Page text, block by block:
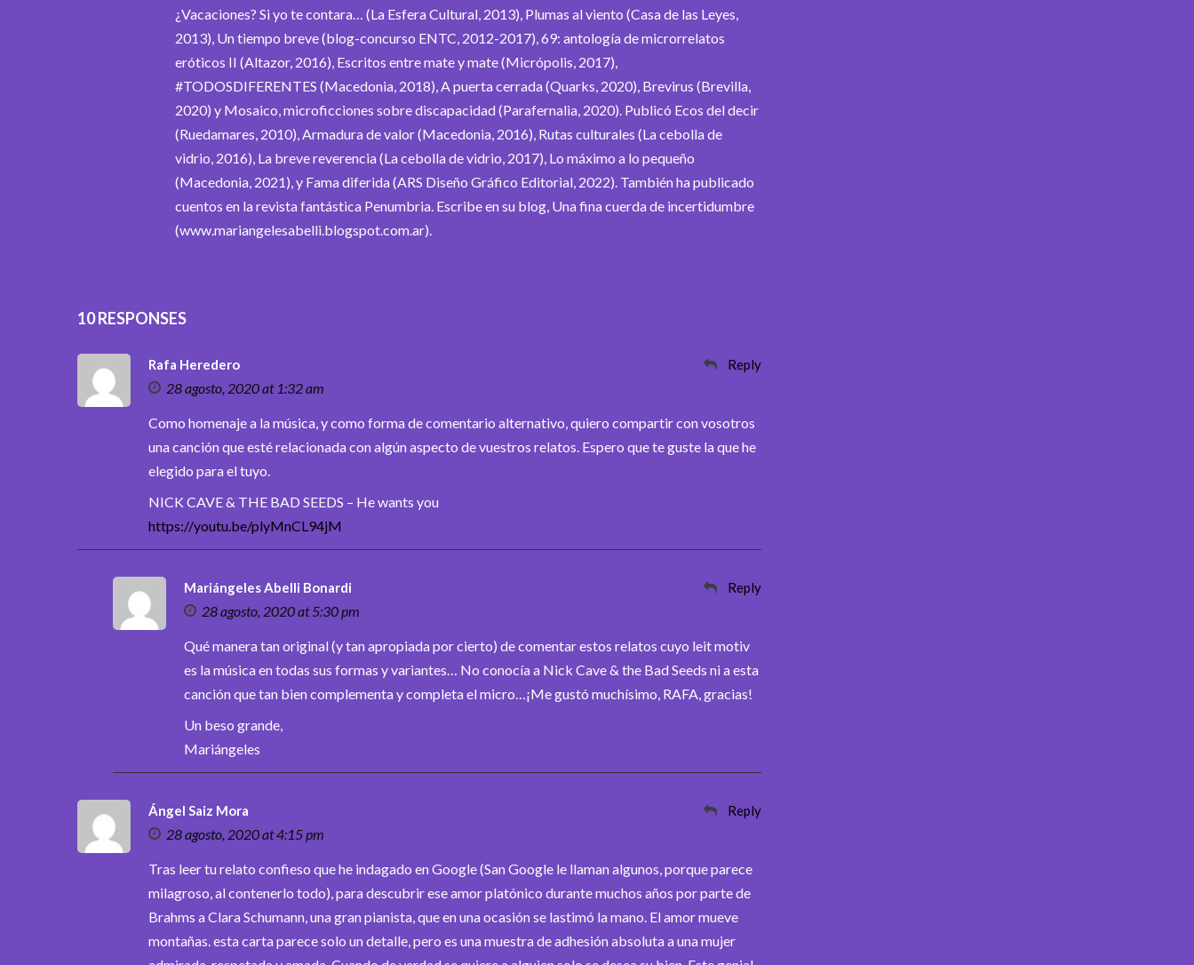
¿Vacaciones? Si yo te contara… (La Esfera Cultural, 2013), Plumas al viento (Casa de las Leyes,
2013), Un tiempo breve (blog-concurso ENTC, 2012-2017), 69: antología de microrrelatos
eróticos II (Altazor, 2016), Escritos entre mate y mate (Micrópolis, 2017),
#TODOSDIFERENTES (Macedonia, 2018), A puerta cerrada (Quarks, 2020), Brevirus (Brevilla,
2020) y Mosaico, microficciones sobre discapacidad (Parafernalia, 2020). Publicó Ecos del decir
(Ruedamares, 2010), Armadura de valor (Macedonia, 2016), Rutas culturales (La cebolla de
vidrio, 2016), La breve reverencia (La cebolla de vidrio, 2017), Lo máximo a lo pequeño
(Macedonia, 2021), y Fama diferida (ARS Diseño Gráfico Editorial, 2022). También ha publicado
cuentos en la revista fantástica Penumbria. Escribe en su blog, Una fina cuerda de incertidumbre
(www.mariangelesabelli.blogspot.com.ar).
10 RESPONSES
Rafa Heredero
28 agosto, 2020 at 1:32 am
Reply
Como homenaje a la música, y como forma de comentario alternativo, quiero compartir con vosotros
una canción que esté relacionada con algún aspecto de vuestros relatos. Espero que te guste la que he
elegido para el tuyo.
NICK CAVE & THE BAD SEEDS – He wants you
https://youtu.be/plyMnCL94jM
Mariángeles Abelli Bonardi
28 agosto, 2020 at 5:30 pm
Reply
Qué manera tan original (y tan apropiada por cierto) de comentar estos relatos cuyo leit motiv
es la música en todas sus formas y variantes… No conocía a Nick Cave & the Bad Seeds ni a esta
canción que tan bien complementa y completa el micro…¡Me gustó muchísimo, RAFA, gracias!
Un beso grande,
Mariángeles
Ángel Saiz Mora
28 agosto, 2020 at 4:15 pm
Reply
Tras leer tu relato confieso que he indagado en Google (San Google le llaman algunos, porque parece
milagroso, al contenerlo todo), para descubrir ese amor platónico durante muchos años por parte de
Brahms a Clara Schumann, una gran pianista, que en una ocasión se lastimó la mano. El amor mueve
montañas. esta carta parece solo un detalle, pero es una muestra de adhesión absoluta a una mujer